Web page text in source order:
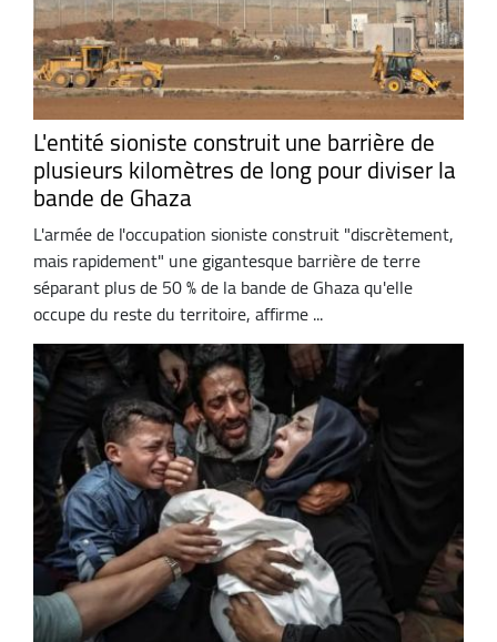
L'entité sioniste construit une barrière de
plusieurs kilomètres de long pour diviser la
bande de Ghaza
L'armée de l'occupation sioniste construit "discrètement,
mais rapidement" une gigantesque barrière de terre
séparant plus de 50 % de la bande de Ghaza qu'elle
occupe du reste du territoire, affirme ...